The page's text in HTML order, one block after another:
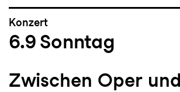
Konzert
6.9 Sonntag
Zwischen Oper